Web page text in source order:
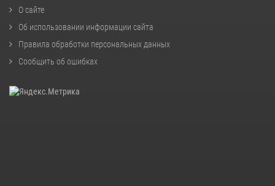
О сайте
Об использовании информации сайта
Правила обработки персональных данных
Сообщить об ошибках